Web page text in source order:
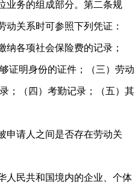
业务的组成部分。第二条规
关系时可参照下列凭证：
纳各项社会保险费的记录；
证明身份的证件；（三）劳动
；（四）考勤记录；（五）其
申请人之间是否存在劳动关
人民共和国境内的企业、个体